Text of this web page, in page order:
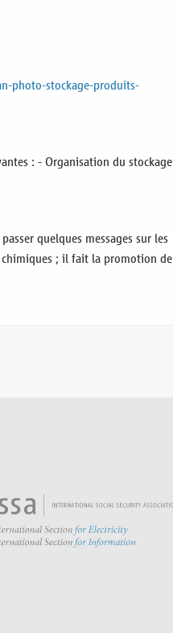
photo-stockage-produits-
: - Organisation du stockage
quelques messages sur les
; il fait la promotion de